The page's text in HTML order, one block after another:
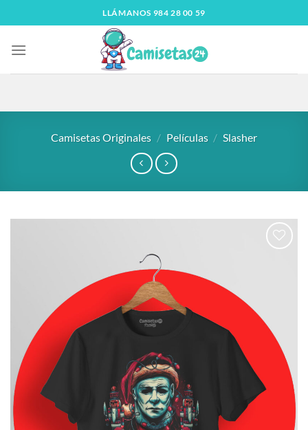
LLÁMANOS 984 28 00 59
Camisetas Originales / Películas / Slasher